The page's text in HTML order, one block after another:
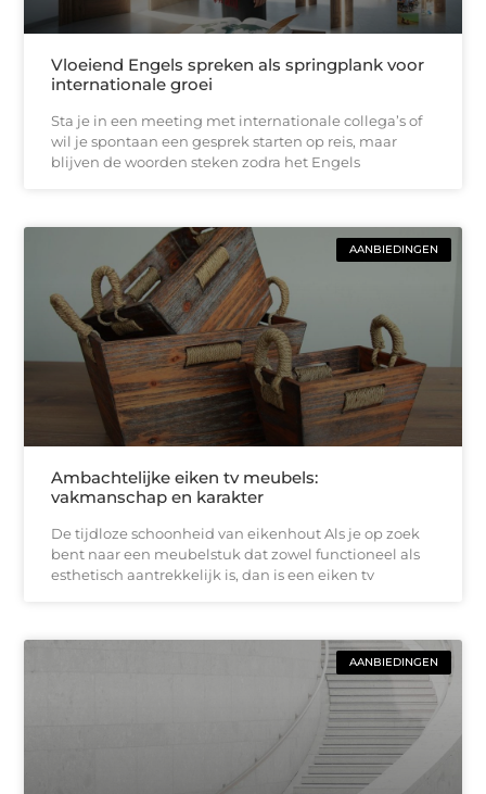
Vloeiend Engels spreken als springplank voor
internationale groei
Sta je in een meeting met internationale collega’s of
wil je spontaan een gesprek starten op reis, maar
blijven de woorden steken zodra het Engels
AANBIEDINGEN
Ambachtelijke eiken tv meubels:
vakmanschap en karakter
De tijdloze schoonheid van eikenhout Als je op zoek
bent naar een meubelstuk dat zowel functioneel als
esthetisch aantrekkelijk is, dan is een eiken tv
AANBIEDINGEN